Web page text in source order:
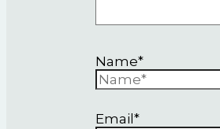
Name*
Email*